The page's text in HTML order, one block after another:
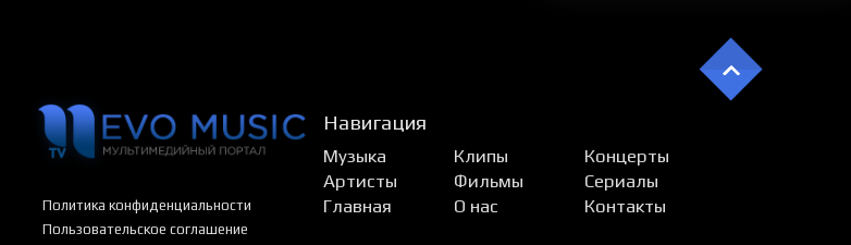
Политика конфиденциальности
Пользовательское соглашение
Навигация
Музыка Клипы
Концерты
Артисты
Фильмы
Сериалы
Главная
О нас Контакты